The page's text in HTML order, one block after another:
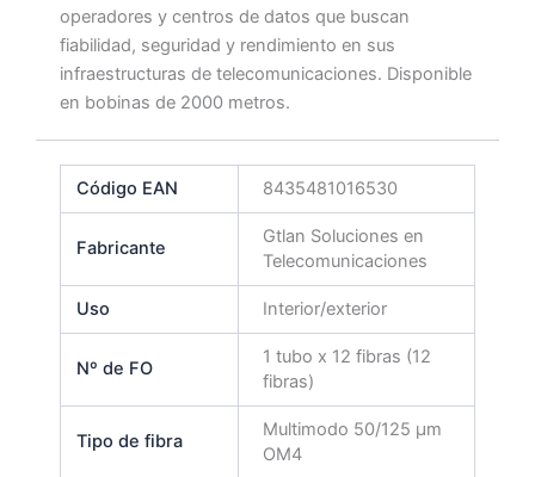
operadores y centros de datos que buscan
fiabilidad, seguridad y rendimiento en sus
infraestructuras de telecomunicaciones. Disponible
en bobinas de 2000 metros.
Código EAN 8435481016530
Fabricante
Gtlan Soluciones en
Telecomunicaciones
Uso Interior/exterior
Nº de FO
1 tubo x 12 fibras (12
fibras)
Tipo de fibra
Multimodo 50/125 μm
OM4